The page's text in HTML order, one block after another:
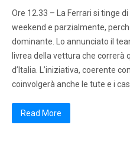
Ore 12.33 – La Ferrari si tinge
weekend e parzialmente,
dominante. Lo annunciato il
livrea della vettura che correrà
d’Italia. L’iniziativa, coerente
coinvolgerà anche le tute e i
Read More